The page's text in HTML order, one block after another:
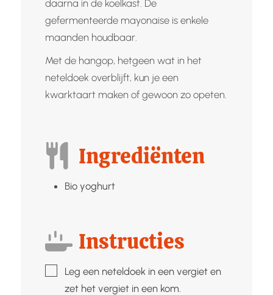
daarna in de koelkast. De
gefermenteerde mayonaise is enkele
maanden houdbaar.
Met de hangop, hetgeen wat in het
neteldoek overblijft, kun je een
kwarktaart maken of gewoon zo opeten.
Ingrediënten
Bio yoghurt
Instructies
▢Leg een neteldoek in een vergiet en
zet het vergiet in een kom.